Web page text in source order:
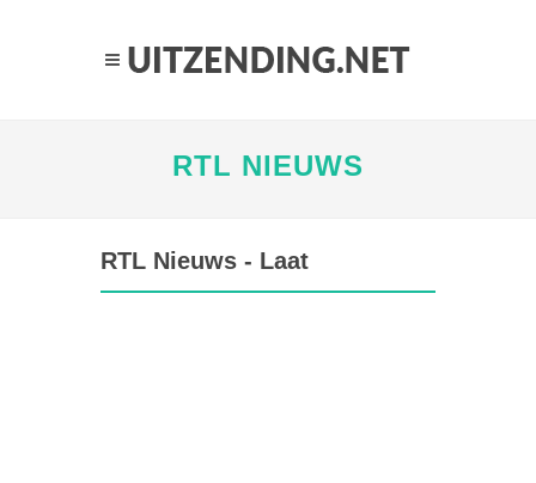
RTL NIEUWS
RTL Nieuws - Laat